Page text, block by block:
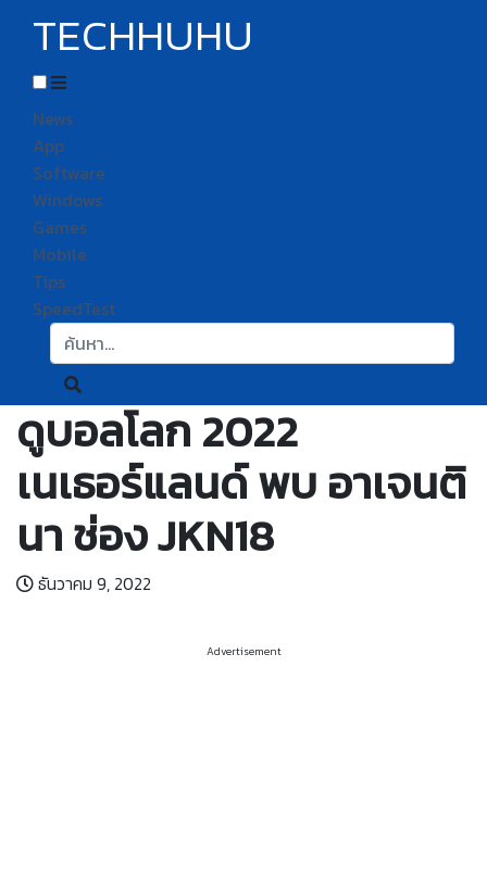
TECHHUHU
News
App
Software
Windows
Games
Mobile
Tips
SpeedTest
ค้นหา:
ดูบอลโลก 2022
เนเธอร์แลนด์ พบ อาเจนติ
นา ช่อง JKN18
ธันวาคม 9, 2022
Advertisement